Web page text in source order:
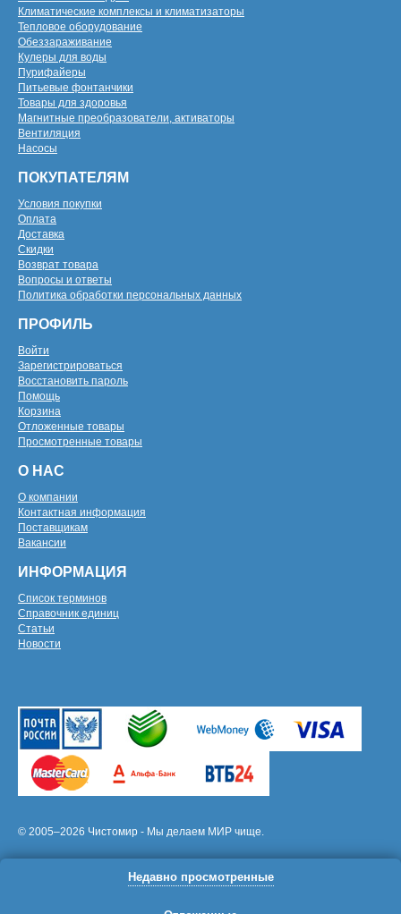
Климатические комплексы и климатизаторы
Тепловое оборудование
Обеззараживание
Кулеры для воды
Пурифайеры
Питьевые фонтанчики
Товары для здоровья
Магнитные преобразователи, активаторы
Вентиляция
Насосы
ПОКУПАТЕЛЯМ
Условия покупки
Оплата
Доставка
Скидки
Возврат товара
Вопросы и ответы
Политика обработки персональных данных
ПРОФИЛЬ
Войти
Зарегистрироваться
Восстановить пароль
Помощь
Корзина
Отложенные товары
Просмотренные товары
О НАС
О компании
Контактная информация
Поставщикам
Вакансии
ИНФОРМАЦИЯ
Список терминов
Справочник единиц
Статьи
Новости
© 2005–2026 Чистомир - Мы делаем МИР чище.
Недавно просмотренные